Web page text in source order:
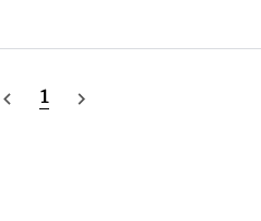
trusty main" | tee -a
navigate_before 1 navigate_next